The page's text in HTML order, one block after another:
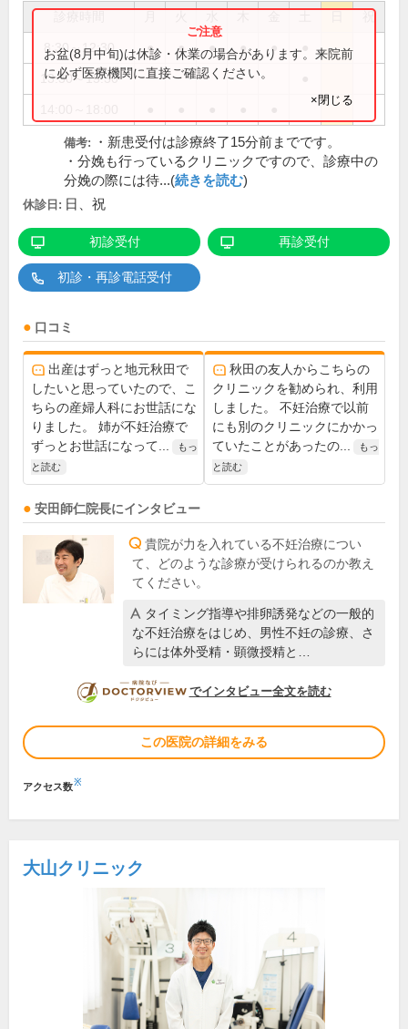
祝
8:30～12:30 ● ● ● ● ●
13:30～15:30
お盆(8月中旬)は休診・休業の場合があります。来院前
に必ず医療機関に直接ご確認ください。
×閉じる
備考:
・新患受付は診療終了15分前までです。
・分娩も行っているクリニックですので、診療中の
分娩の際には待...(続きを読む)
休診日: 日、祝
初診受付 再診受付
初診・再診電話受付
口コミ
出産はずっと地元秋田で
したいと思っていたので、こ
ちらの産婦人科にお世話にな
りました。 姉が不妊治療で
ずっとお世話になって...
もっ
と読む
秋田の友人からこちらの
クリニックを勧められ、利用
しました。 不妊治療で以前
にも別のクリニックにかかっ
ていたことがあったの...
もっ
と読む
安田師仁院長にインタビュー
貴院が力を入れている不妊治療につい
て、どのような診療が受けられるのか教え
てください。
タイミング指導や排卵誘発などの一般的
な不妊治療をはじめ、男性不妊の診療、さ
らには体外受精・顕微授精と…
DOCTORVIEW
でインタビュー全文を読む
この医院の詳細をみる
アクセス数※
大山クリニック